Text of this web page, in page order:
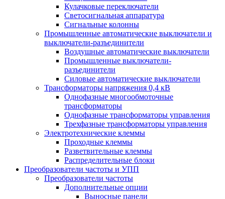
Кулачковые переключатели
Светосигнальная аппаратура
Сигнальные колонны
Промышленные автоматические выключатели и
выключатели-разъединители
Воздушные автоматические выключатели
Промышленные выключатели-
разъединители
Силовые автоматические выключатели
Трансформаторы напряжения 0,4 кВ
Однофазные многообмоточные
трансформаторы
Однофазные трансформаторы управления
Трехфазные трансформаторы управления
Электротехнические клеммы
Проходные клеммы
Разветвительные клеммы
Распределительные блоки
Преобразователи частоты и УПП
Преобразователи частоты
Дополнительные опции
Выносные панели